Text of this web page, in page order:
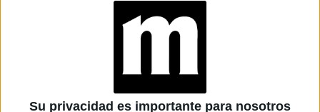
Su privacidad es importante para nosotros
Caras Noticias
Weekend Parabrisas